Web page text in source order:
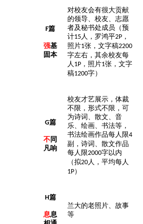
F篇
强基
固本
对校友会有很大贡献
的领导、校友、志愿
者及秘书处成员 （预
计15人，罗鸿平2P ，
照片1张，文字稿2200
字左右，其余校友每
人 1P ，照片1张，文字
稿1200字）
G篇
不 同
凡响
校友才艺展示，体裁
不限，形式不限，可
为诗词、散文、音
乐、绘画、书法等，
书法绘画作品每人限4
副，诗词、散文作品
每人限2000字以内
（拟20人，平均每人
1P）
H篇
息息
兰大的老照片、故事
等